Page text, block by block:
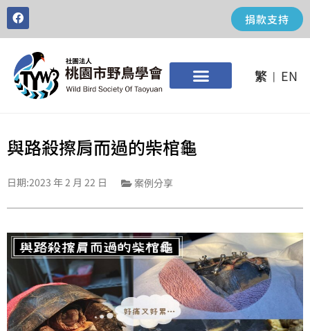
捐款支持
繁 | EN
與路殺擦肩而過的柴棺龜
日期:2023 年 2 月 22 日 案例分享